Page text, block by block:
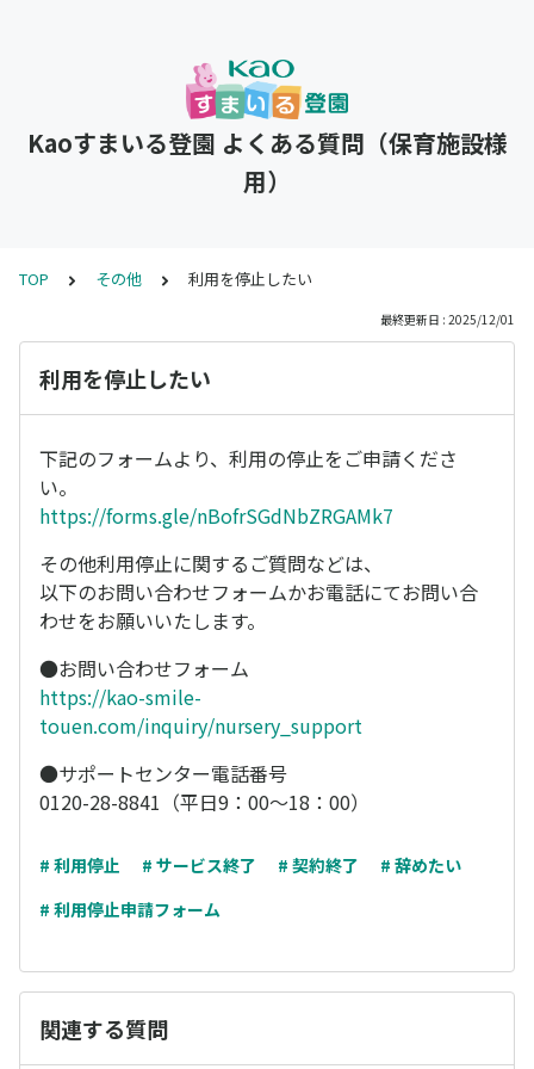
Kaoすまいる登園 よくある質問（保育施設様
用）
TOP その他 利用を停止したい
最終更新日 : 2025/12/01
利用を停止したい
下記のフォームより、利用の停止をご申請くださ
い。
https://forms.gle/nBofrSGdNbZRGAMk7
その他利用停止に関するご質問などは、
以下のお問い合わせフォームかお電話にてお問い合
わせをお願いいたします。
●お問い合わせフォーム
https://kao-smile-
touen.com/inquiry/nursery_support
●サポートセンター電話番号
0120-28-8841（平日9：00～18：00）
# 利用停止 # サービス終了 # 契約終了
# 辞めたい
# 利用停止申請フォーム
関連する質問